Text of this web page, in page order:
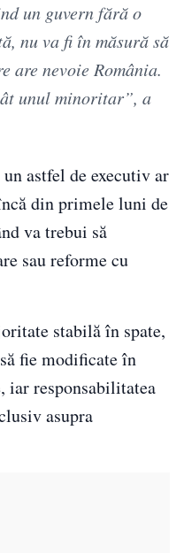
un guvern fără o
nu va fi în măsură să
are nevoie România.
unul minoritar”, a
astfel de executiv ar
din primele luni de
va trebui să
sau reforme cu
stabilă în spate,
fie modificate în
iar responsabilitatea
asupra